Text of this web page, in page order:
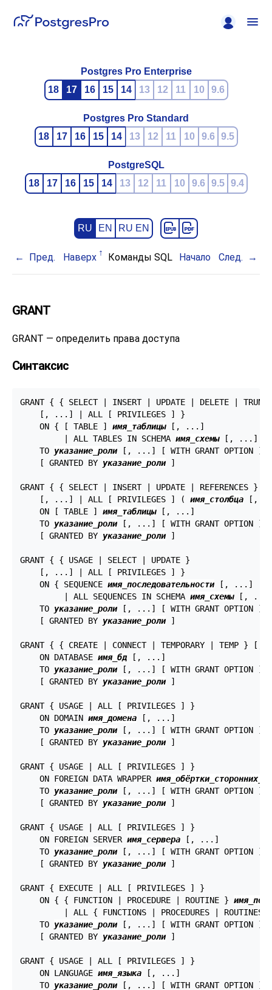
Postgres Pro Enterprise
18
17 16 15 14 13 12 11 10 9.6
Postgres Pro Standard
18
17 16 15 14 13 12 11 10 9.6 9.5
PostgreSQL
18
17 16 15 14 13 12 11 10 9.6 9.5 9.4
RU EN RU EN
Пред. Наверх Команды SQL Начало След.
GRANT
GRANT — определить права доступа
Синтаксис
GRANT { { SELECT | INSERT | UPDATE | DELETE |
    [, ...] | ALL [ PRIVILEGES ] }
    ON { [ TABLE ]
имя_таблицы [, ...]
         | ALL TABLES IN SCHEMA
имя_схемы [, ...] }
    TO
указание_роли [, ...] [ WITH GRANT OPTION ]
    [ GRANTED BY
указание_роли ]
GRANT { { SELECT | INSERT | UPDATE | REFERENCES } (
    [, ...] | ALL [ PRIVILEGES ] (
имя_столбца [,
    ON [ TABLE ]
имя_таблицы [, ...]
    TO
указание_роли [, ...] [ WITH GRANT OPTION ]
    [ GRANTED BY
указание_роли ]
GRANT { { USAGE | SELECT | UPDATE }
    [, ...] | ALL [ PRIVILEGES ] }
    ON { SEQUENCE
имя_последовательности [, ...]
         | ALL SEQUENCES IN SCHEMA
имя_схемы [,
    TO
указание_роли [, ...] [ WITH GRANT OPTION ]
    [ GRANTED BY
указание_роли ]
GRANT { { CREATE | CONNECT | TEMPORARY |
    ON DATABASE
имя_бд [, ...]
    TO
указание_роли [, ...] [ WITH GRANT OPTION ]
    [ GRANTED BY
указание_роли ]
GRANT { USAGE | ALL [ PRIVILEGES ] }
    ON DOMAIN
имя_домена [, ...]
    TO
указание_роли [, ...] [ WITH GRANT OPTION ]
    [ GRANTED BY
указание_роли ]
GRANT { USAGE | ALL [ PRIVILEGES ] }
    ON FOREIGN DATA WRAPPER
    TO
указание_роли [, ...] [ WITH GRANT OPTION ]
    [ GRANTED BY
указание_роли ]
GRANT { USAGE | ALL [ PRIVILEGES ] }
    ON FOREIGN SERVER
имя_сервера [, ...]
    TO
указание_роли [, ...] [ WITH GRANT OPTION ]
    [ GRANTED BY
указание_роли ]
GRANT { EXECUTE | ALL [ PRIVILEGES ] }
    ON { { FUNCTION | PROCEDURE | ROUTINE }
| ALL { FUNCTIONS | PROCEDURES | ROUTINES
    TO
указание_роли [, ...] [ WITH GRANT OPTION ]
    [ GRANTED BY
указание_роли ]
GRANT { USAGE | ALL [ PRIVILEGES ] }
    ON LANGUAGE
имя_языка [, ...]
    TO
указание_роли [, ...] [ WITH GRANT OPTION ]